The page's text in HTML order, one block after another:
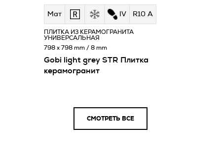
Мат IV R10 A
Gobi light grey STR Плитка
керамогранит
ПЛИТКА ИЗ КЕРАМОГРАНИТА
УНИВЕРСАЛЬНАЯ
798 x 798 mm / 8 mm
СМОТРЕТЬ ВСЕ